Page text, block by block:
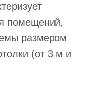
помещений,
размером
(от 3 м и